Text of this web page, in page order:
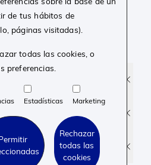
de tus hábitos de
páginas visitadas).
todas las cookies, o
preferencias.
Estadísticas Marketing
Rechazar
todas las
cookies